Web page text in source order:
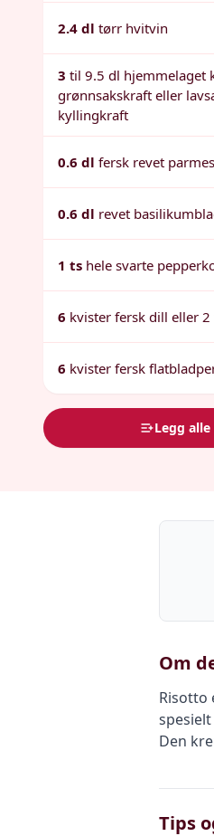
2.4 dl tørr hvitvin
3 til 9.5 dl hjemmelaget
grønnsakskraft eller
kyllingkraft
0.6 dl fersk revet
0.6 dl revet
1 ts hele svarte
6 kvister fersk dill eller
6 kvister fersk
Legg
Om
Risotto
Den
Tips